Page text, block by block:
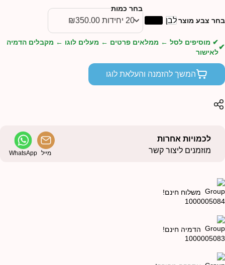
צבע מוצרלבן
בחר כמות
✔ מוסיפים לסל ← ממלאים פרטים ← מעלים לוגו ← מקבלים הדמיה
לאישור
המשך להזמנה והעלאת לוגו
לכמויות אחרות
מוזמנים ליצור קשר
מייל WhatsApp
משלוח חינם!
הדמיה חינם!